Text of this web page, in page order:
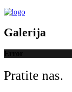
Galerija
Error
Pratite nas.